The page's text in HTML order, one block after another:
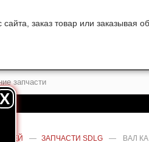
заказ товар или заказывая
X
— ЗАПЧАСТИ SDLG — ВАЛ